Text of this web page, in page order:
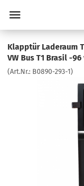
Klapptür Laderaum
VW Bus T1 Brasil -96
(Art.Nr.: B0890-293-1)